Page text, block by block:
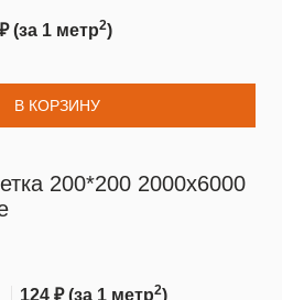
(за 1 метр2)
В КОРЗИНУ
200*200 2000х6000
124 ₽(за 1 метр2)